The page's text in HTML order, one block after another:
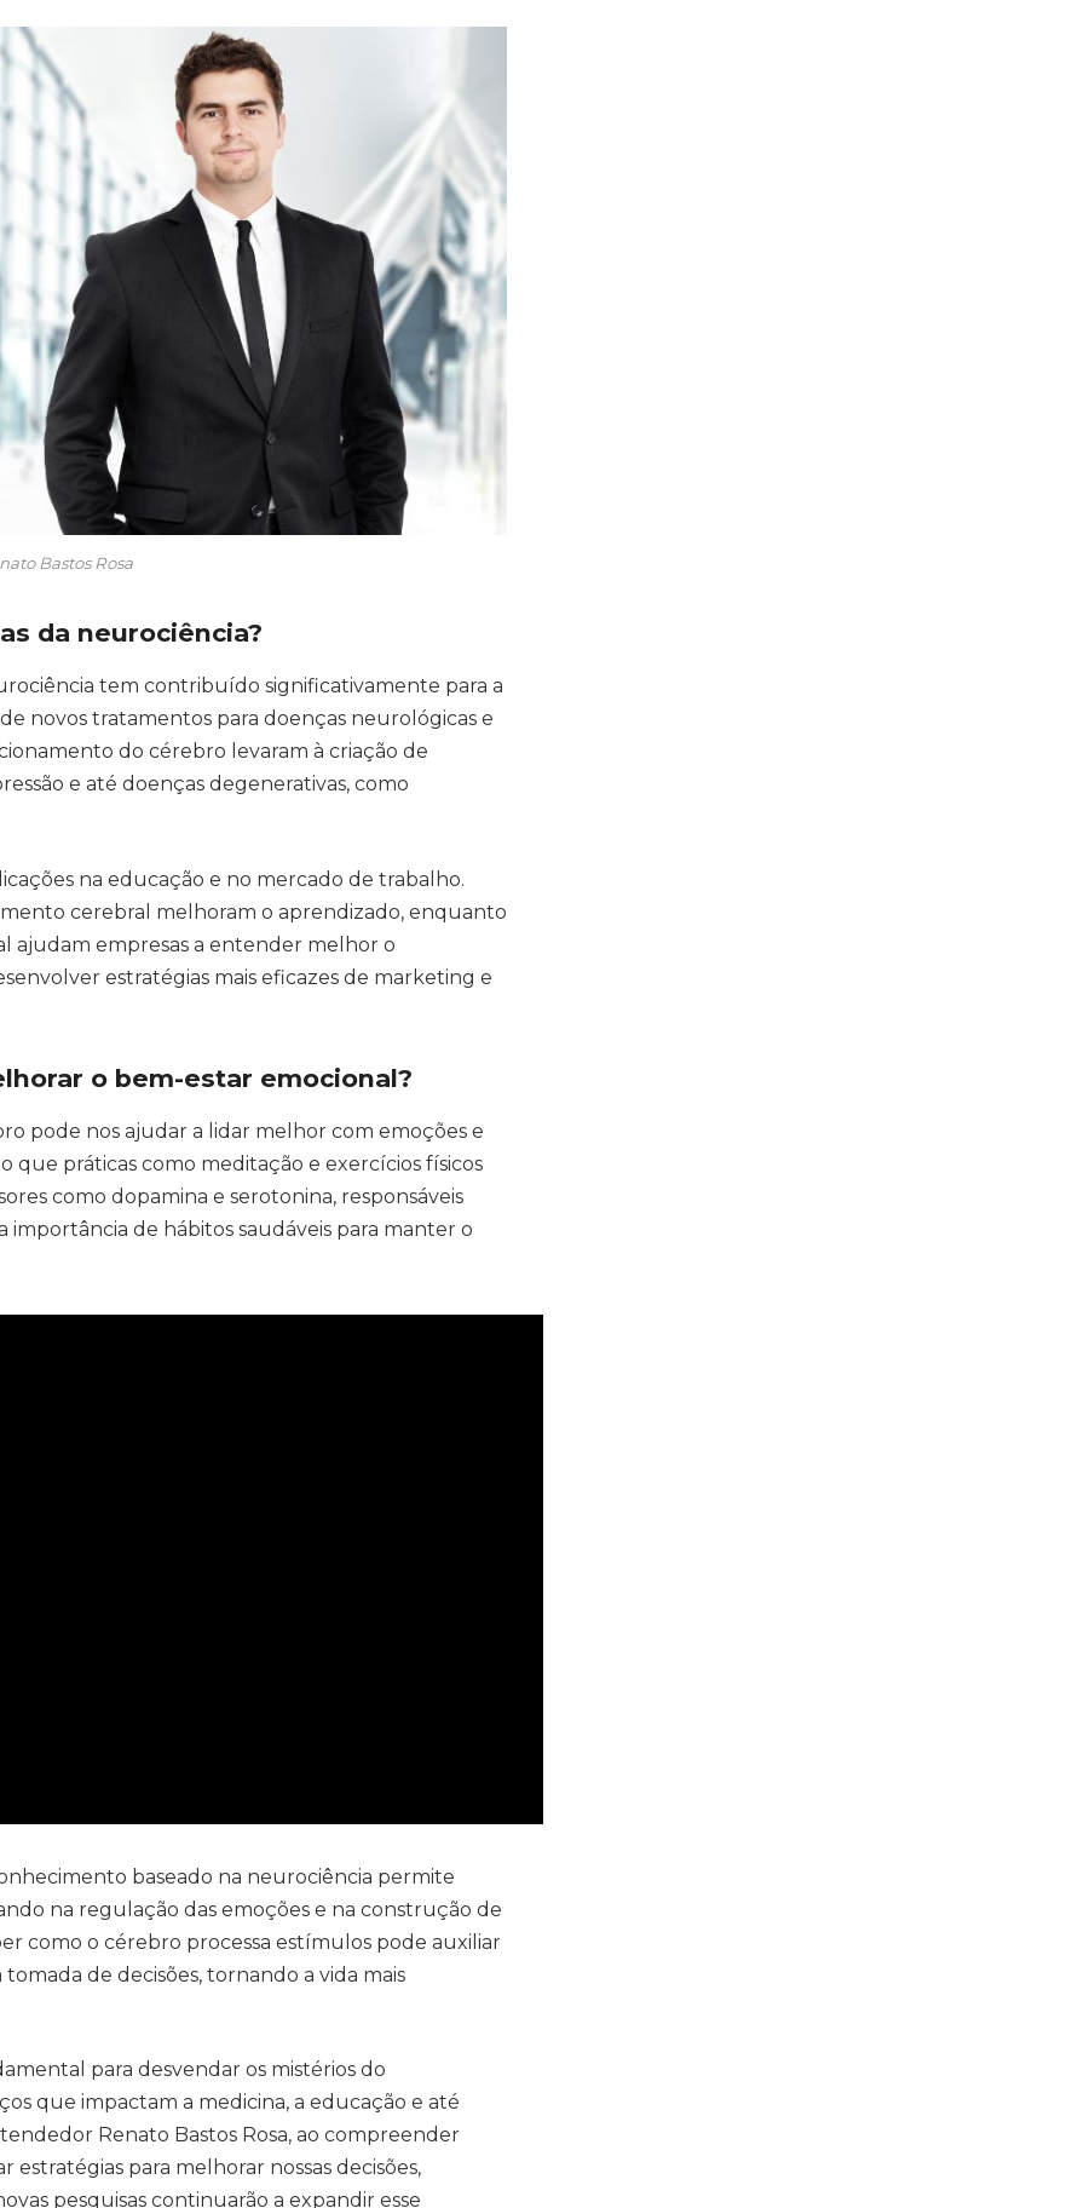
Bastos Rosa
da neurociência?
tem contribuído significativamente para a
novos tratamentos para doenças neurológicas e
do cérebro levaram à criação de
e até doenças degenerativas, como
na educação e no mercado de trabalho.
cerebral melhoram o aprendizado, enquanto
ajudam empresas a entender melhor o
estratégias mais eficazes de marketing e
o bem-estar emocional?
pode nos ajudar a lidar melhor com emoções e
que práticas como meditação e exercícios físicos
como dopamina e serotonina, responsáveis
importância de hábitos saudáveis para manter o
baseado na neurociência permite
na regulação das emoções e na construção de
como o cérebro processa estímulos pode auxiliar
de decisões, tornando a vida mais
para desvendar os mistérios do
que impactam a medicina, a educação e até
Renato Bastos Rosa, ao compreender
para melhorar nossas decisões,
pesquisas continuarão a expandir esse